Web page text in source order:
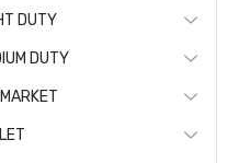
DUTY
DUTY